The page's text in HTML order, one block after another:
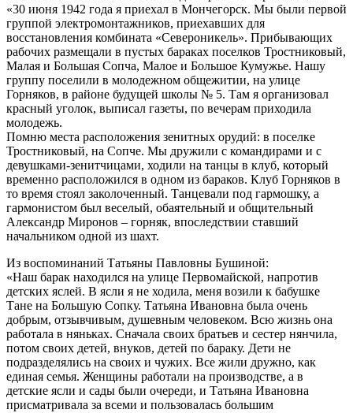
«30 июня 1942 года я приехал в Мончегорск. Мы были первой
группой электромонтажников, приехавших для
восстановления комбината «Североникель». Прибывающих
рабочих размещали в пустых бараках поселков Тростниковый,
Малая и Большая Сопча, Малое и Большое Кумужье. Нашу
группу поселили в молодежном общежитии, на улице
Горняков, в районе будущей школы № 5. Там я организовал
красный уголок, выписал газеты, по вечерам приходила
молодежь.
Помню места расположения зенитных орудий: в поселке
Тростниковый, на Сопче. Мы дружили с командирами и с
девушками-зенитчицами, ходили на танцы в клуб, который
временно расположился в одном из бараков. Клуб Горняков в
то время стоял заколоченный. Танцевали под гармошку, а
гармонистом был веселый, обаятельный и общительный
Александр Миронов – горняк, впоследствии ставший
начальником одной из шахт.
Из воспоминаний Татьяны Павловны Бушиной:
«Наш барак находился на улице Первомайской, напротив
детских яслей. В ясли я не ходила, меня возили к бабушке
Тане на Большую Сопку. Татьяна Ивановна была очень
добрым, отзывчивым, душевным человеком. Всю жизнь она
работала в няньках. Сначала своих братьев и сестер нянчила,
потом своих детей, внуков, детей по бараку. Дети не
подразделялись на своих и чужих. Все жили дружно, как
единая семья. Женщины работали на производстве, а в
детские ясли и сады были очереди, и Татьяна Ивановна
присматривала за всеми и пользовалась большим